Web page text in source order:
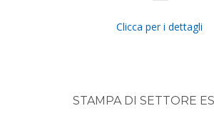
Clicca per i dettagli
STAMPA DI SETTORE